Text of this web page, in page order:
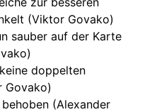
(Viktor Govako)
sauber auf der Karte
doppelten
Govako)
(Alexander